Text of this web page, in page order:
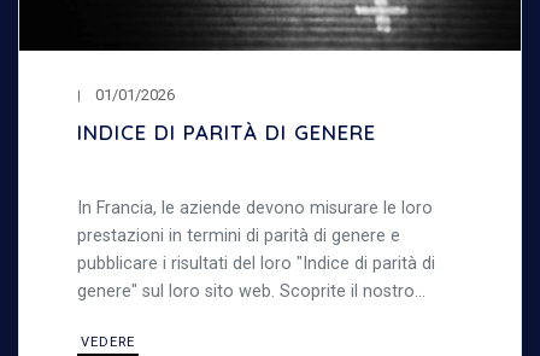
01/01/2026
INDICE DI PARITÀ DI GENERE
In Francia, le aziende devono misurare le loro
prestazioni in termini di parità di genere e
pubblicare i risultati del loro "Indice di parità di
genere" sul loro sito web. Scoprite il nostro
VEDERE